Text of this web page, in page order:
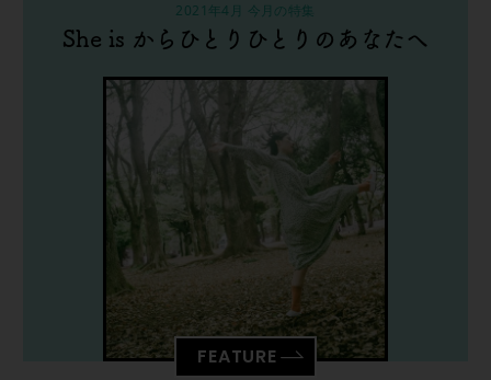
2021年4月 今月の特集
She is からひとりひとりのあなたへ
FEATURE